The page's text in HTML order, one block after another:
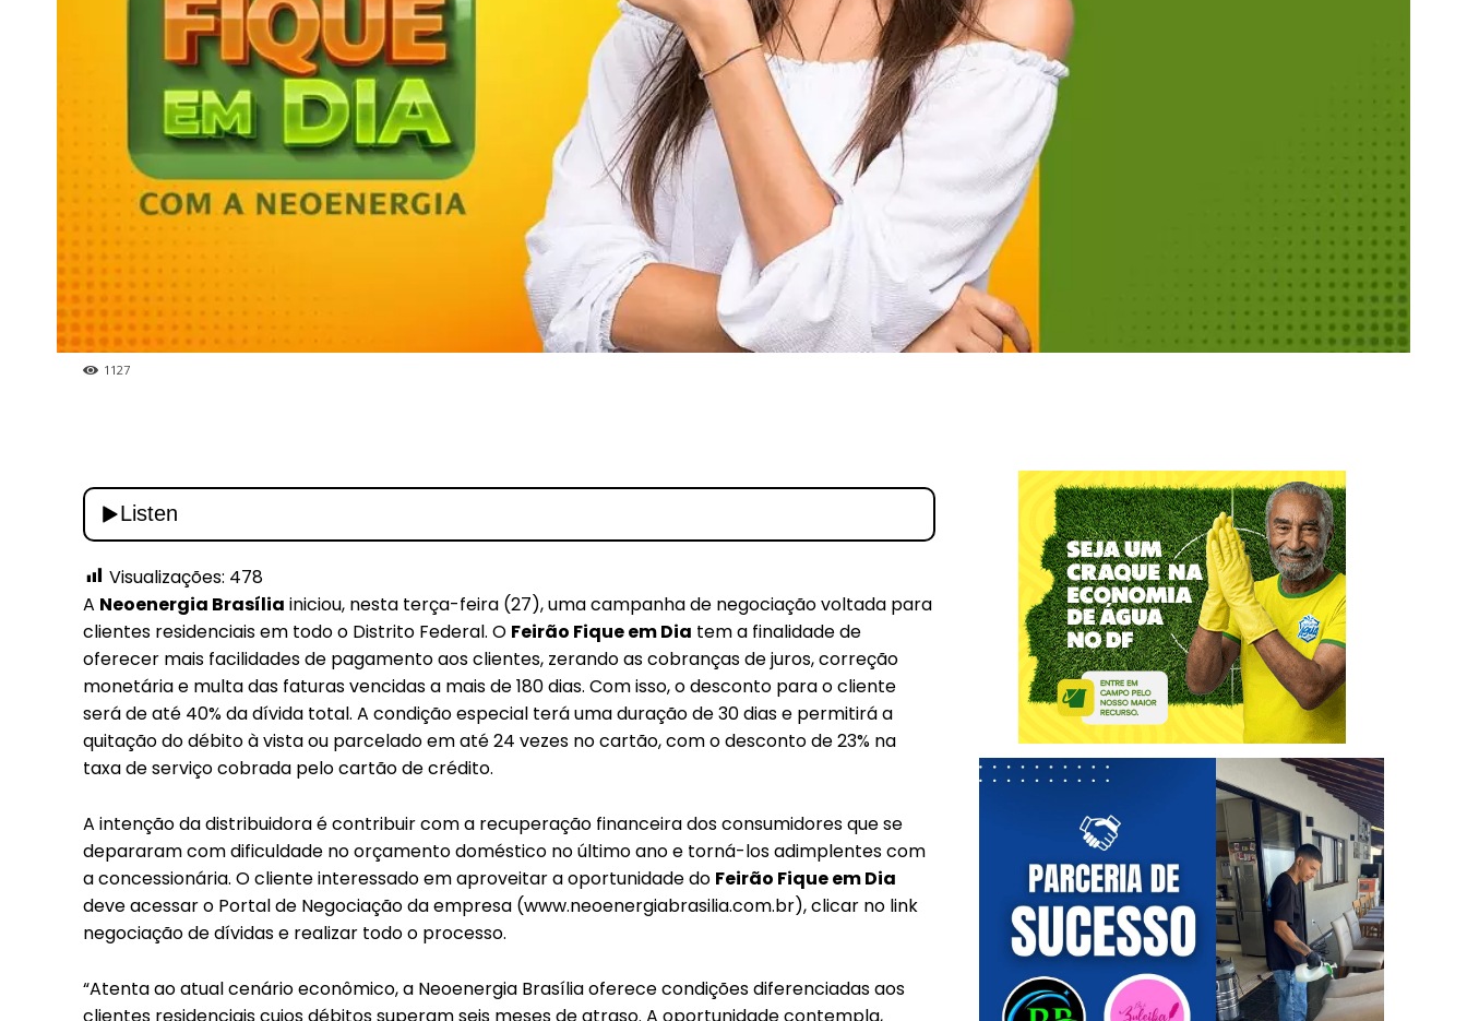
1127
Visualizações: 478
A Neoenergia Brasília iniciou, nesta terça-feira (27), uma campanha de negociação voltada para
clientes residenciais em todo o Distrito Federal. O Feirão Fique em Dia tem a finalidade de
oferecer mais facilidades de pagamento aos clientes, zerando as cobranças de juros, correção
monetária e multa das faturas vencidas a mais de 180 dias. Com isso, o desconto para o cliente
será de até 40% da dívida total. A condição especial terá uma duração de 30 dias e permitirá a
quitação do débito à vista ou parcelado em até 24 vezes no cartão, com o desconto de 23% na
taxa de serviço cobrada pelo cartão de crédito.
A intenção da distribuidora é contribuir com a recuperação financeira dos consumidores que se
depararam com dificuldade no orçamento doméstico no último ano e torná-los adimplentes com
a concessionária. O cliente interessado em aproveitar a oportunidade do Feirão Fique em Dia
deve acessar o Portal de Negociação da empresa (www.neoenergiabrasilia.com.br), clicar no link
negociação de dívidas e realizar todo o processo.
“Atenta ao atual cenário econômico, a Neoenergia Brasília oferece condições diferenciadas aos
clientes residenciais cujos débitos superam seis meses de atraso. A oportunidade contempla,